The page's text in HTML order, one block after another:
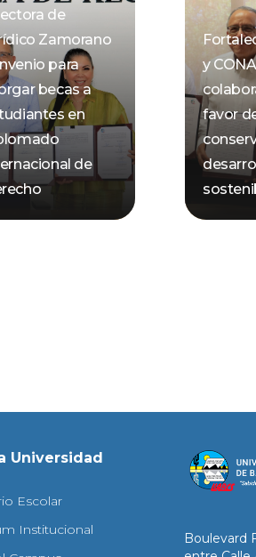
de
Zamorano
para
becas a
en
de
y
favor
Universidad
Escolar
Institucional
Boulevard